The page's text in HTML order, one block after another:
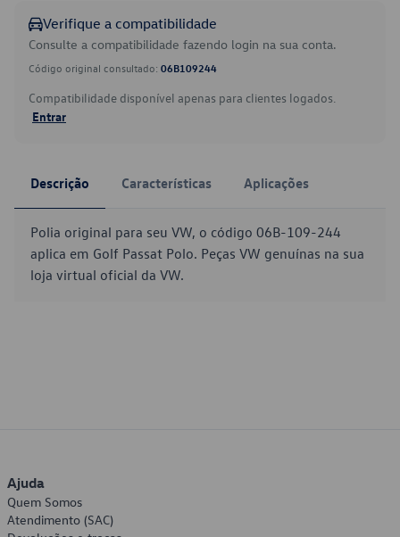
Verifique a compatibilidade
Consulte a compatibilidade fazendo login na sua conta.
Código original consultado: 06B109244
Compatibilidade disponível apenas para clientes logados.
Entrar
Descrição Características Aplicações
Polia original para seu VW, o código 06B-109-244
aplica em Golf Passat Polo. Peças VW genuínas na sua
loja virtual oficial da VW.
Ajuda
Quem Somos
Atendimento (SAC)